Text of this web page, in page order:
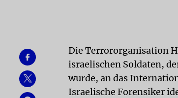
Die Terrororganisation
israelischen Soldaten,
wurde, an das
Israelische Forensiker